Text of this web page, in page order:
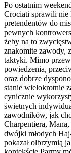
Po ostatnim
Crociati sprawili nie
pretendentów do
pewnych
żeby na to
znakomite zawody,
taktyki. Mimo
powiedzenia,
oraz dobrze
stanie wielokrotnie
cynicznie
świetnych
zawodników, jak
Charpentiera,
dwójki młodych
pokazał olbrzymią